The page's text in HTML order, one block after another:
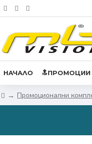
НАЧАЛО 🔝ПРОМОЦИИ
Промоционални